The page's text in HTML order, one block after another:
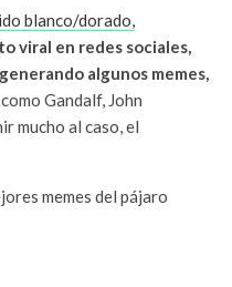
blanco/dorado,
viral en redes sociales,
algunos memes,
Gandalf, John
mucho al caso, el
memes del pájaro